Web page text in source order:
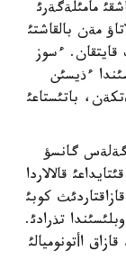
مامئلةگةرئ
(ب.ز.ب.119 جئل) الاتاؤ مةن بالقاشتئ
ءسوز
ءذيسئن
باتئستاعئ
گانسؤ
قالالاردا
كوبئ
تذرادئ.
اأتونوميالئ